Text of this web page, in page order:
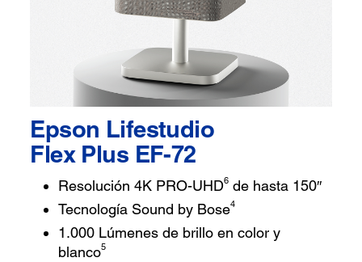
Epson Lifestudio
Flex Plus EF-72
Resolución 4K PRO-UHD6 de hasta 150″
Tecnología Sound by Bose4
1.000 Lúmenes de brillo en color y
blanco5